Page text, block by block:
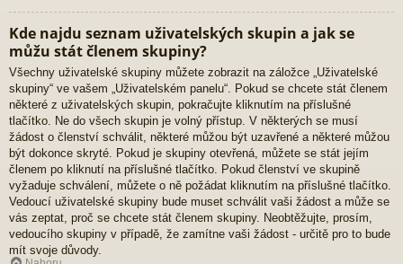
Kde najdu seznam uživatelských skupin a jak se
můžu stát členem skupiny?
Všechny uživatelské skupiny můžete zobrazit na záložce „Uživatelské
skupiny“ ve vašem „Uživatelském panelu“. Pokud se chcete stát členem
některé z uživatelských skupin, pokračujte kliknutím na příslušné
tlačítko. Ne do všech skupin je volný přístup. V některých se musí
žádost o členství schválit, některé můžou být uzavřené a některé můžou
být dokonce skryté. Pokud je skupiny otevřená, můžete se stát jejím
členem po kliknutí na příslušné tlačítko. Pokud členství ve skupině
vyžaduje schválení, můžete o ně požádat kliknutím na příslušné tlačítko.
Vedoucí uživatelské skupiny bude muset schválit vaši žádost a může se
vás zeptat, proč se chcete stát členem skupiny. Neobtěžujte, prosím,
vedoucího skupiny v případě, že zamítne vaši žádost - určitě pro to bude
mít svoje důvody.